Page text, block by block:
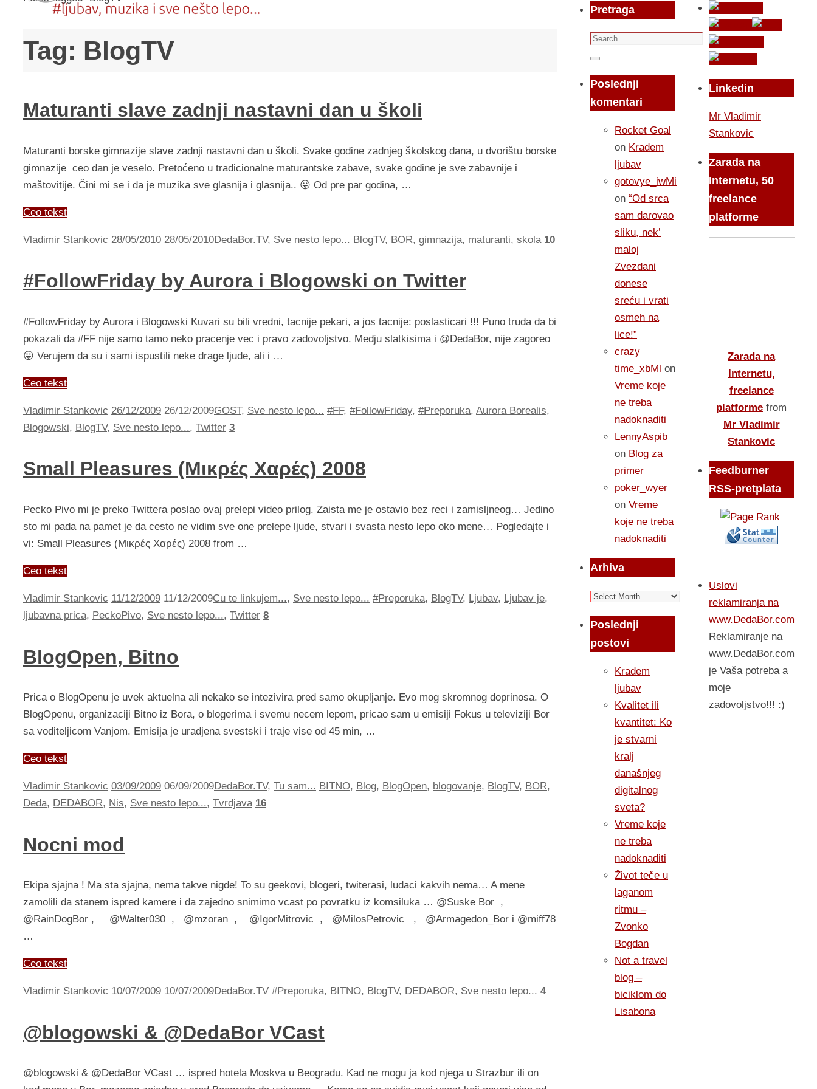
Tag: BlogTV
Maturanti slave zadnji nastavni dan u školi
Maturanti borske gimnazije slave zadnji nastavni dan u školi. Svake godine zadnjeg školskog dana, u dvorištu borske
gimnazije ceo dan je veselo. Pretoćeno u tradicionalne maturantske zabave, svake godine je sve zabavnije i
maštovitije. Čini mi se i da je muzika sve glasnija i glasnija.. 😛 Od pre par godina, …
Ceo tekst
Vladimir Stankovic 28/05/2010 28/05/2010DedaBor.TV, Sve nesto lepo... BlogTV, BOR, gimnazija, maturanti, skola 10
#FollowFriday by Aurora i Blogowski on Twitter
#FollowFriday by Aurora i Blogowski Kuvari su bili vredni, tacnije pekari, a jos tacnije: poslasticari !!! Puno truda da bi
pokazali da #FF nije samo tamo neko pracenje vec i pravo zadovoljstvo. Medju slatkisima i @DedaBor, nije zagoreo
😛 Verujem da su i sami ispustili neke drage ljude, ali i …
Ceo tekst
Vladimir Stankovic 26/12/2009 26/12/2009GOST, Sve nesto lepo... #FF, #FollowFriday, #Preporuka, Aurora Borealis,
Blogowski, BlogTV, Sve nesto lepo..., Twitter 3
Small Pleasures (Μικρές Χαρές) 2008
Pecko Pivo mi je preko Twittera poslao ovaj prelepi video prilog. Zaista me je ostavio bez reci i zamisljneog… Jedino
sto mi pada na pamet je da cesto ne vidim sve one prelepe ljude, stvari i svasta nesto lepo oko mene… Pogledajte i
vi: Small Pleasures (Μικρές Χαρές) 2008 from …
Ceo tekst
Vladimir Stankovic 11/12/2009 11/12/2009Cu te linkujem..., Sve nesto lepo... #Preporuka, BlogTV, Ljubav, Ljubav je,
ljubavna prica, PeckoPivo, Sve nesto lepo..., Twitter 8
BlogOpen, Bitno
Prica o BlogOpenu je uvek aktuelna ali nekako se intezivira pred samo okupljanje. Evo mog skromnog doprinosa. O
BlogOpenu, organizaciji Bitno iz Bora, o blogerima i svemu necem lepom, pricao sam u emisiji Fokus u televiziji Bor
sa voditeljicom Vanjom. Emisija je uradjena svestski i traje vise od 45 min, …
Ceo tekst
Vladimir Stankovic 03/09/2009 06/09/2009DedaBor.TV, Tu sam... BITNO, Blog, BlogOpen, blogovanje, BlogTV, BOR,
Deda, DEDABOR, Nis, Sve nesto lepo..., Tvrdjava 16
Nocni mod
Ekipa sjajna ! Ma sta sjajna, nema takve nigde! To su geekovi, blogeri, twiterasi, ludaci kakvih nema… A mene
zamolili da stanem ispred kamere i da zajedno snimimo vcast po povratku iz komsiluka … @Suske Bor ,
@RainDogBor , @Walter030 , @mzoran , @IgorMitrovic , @MilosPetrovic , @Armagedon_Bor i @miff78
…
Ceo tekst
Vladimir Stankovic 10/07/2009 10/07/2009DedaBor.TV #Preporuka, BITNO, BlogTV, DEDABOR, Sve nesto lepo... 4
@blogowski & @DedaBor VCast
@blogowski & @DedaBor VCast … ispred hotela Moskva u Beogradu. Kad ne mogu ja kod njega u Strazbur ili on
Pretraga
Search
for:
Search
Poslednji
komentari
Rocket Goal
on Kradem
ljubav
gotovye_iwMi
on “Od srca
sam darovao
sliku, nek’
maloj
Zvezdani
donese
sreću i vrati
osmeh na
lice!”
crazy
time_xbMl on
Vreme koje
ne treba
nadoknaditi
LennyAspib
on Blog za
primer
poker_wyer
on Vreme
koje ne treba
nadoknaditi
Arhiva
Arhiva
Poslednji
postovi
Kradem
ljubav
Kvalitet ili
kvantitet: Ko
je stvarni
kralj
današnjeg
digitalnog
sveta?
Vreme koje
ne treba
nadoknaditi
Život teče u
laganom
ritmu –
Zvonko
Bogdan
Not a travel
blog –
biciklom do
Lisabona
Linkedin
Mr Vladimir
Stankovic
Zarada na
Internetu, 50
freelance
platforme
Zarada na
Internetu,
freelance
platforme from
Mr Vladimir
Stankovic
Feedburner
RSS-pretplata
Uslovi
reklamiranja na
www.DedaBor.com
Reklamiranje na
www.DedaBor.com
je Vaša potreba a
moje
zadovoljstvo!!! :)